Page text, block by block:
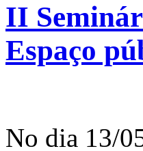
II
Espaço
No dia 13/